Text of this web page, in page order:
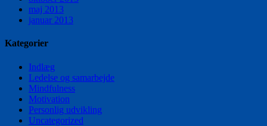
maj 2013
januar 2013
Kategorier
Indlæg
Ledelse og samarbejde
Mindfulness
Motivation
Personlig udvikling
Uncategorized